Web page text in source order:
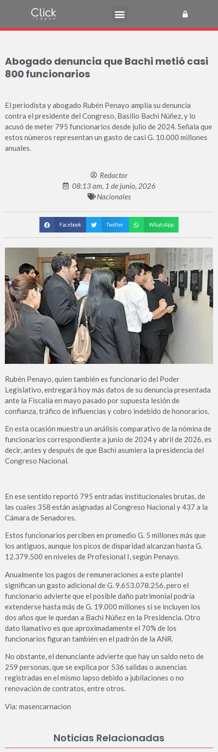
Abogado denuncia que Bachi metió casi
800 funcionarios
El periodista y abogado Rubén Penayo amplía su denuncia
contra el presidente del Congreso, Basilio Bachi Núñez, y lo
acusó de meter 795 funcionarios desde julio de 2024. Señala que
estos números representan un gasto de casi G. 10.000 millones
anuales.
Redactor
08:13 am, 1 de junio, 2026
Nacionales
Facebook Twitter WhatsApp
Rubén Penayo, quien también es funcionario del Poder
Legislativo, entregará hoy más datos de su denuncia presentada
ante la Fiscalía en mayo pasado por supuesta lesión de
confianza, tráfico de influencias y cobro indebido de honorarios.
En esta ocasión muestra un análisis comparativo de la nómina de
funcionarios correspondiente a junio de 2024 y abril de 2026, es
decir, antes y después de que Bachi asumiera la presidencia del
Congreso Nacional.
En ese sentido reportó 795 entradas institucionales brutas, de
las cuales 358 están asignadas al Congreso Nacional y 437 a la
Cámara de Senadores.
Estos funcionarios perciben en promedio G. 5 millones más que
los antiguos, aunque los picos de disparidad alcanzan hasta G.
12.379.500 en niveles de Profesional I, según Penayo.
Anualmente los pagos de remuneraciones a este plantel
significan un gasto adicional de G. 9.653.078.256, pero el
funcionario advierte que el posible daño patrimonial podría
extenderse hasta más de G. 19.000 millones si se incluyen los
dos años que le quedan a Bachi Núñez en la Presidencia. Otro
dato llamativo es que aproximadamente el 70% de los
funcionarios figuran también en el padrón de la ANR.
No obstante, el denunciante advierte que hay un saldo neto de
259 personas, que se explica por 536 salidas o ausencias
registradas en el mismo lapso debido a jubilaciones o no
renovación de contratos, entre otros.
Via: masencarnacion
Noticias Relacionadas